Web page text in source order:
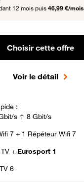
12 mois puis 46,99 €/mois
Choisir cette offre
Voir le détail
:
s ↑ 8 Gbit/s
7 + 1 Répéteur Wifi 7
+ Eurosport 1
6